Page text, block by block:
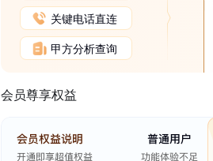
关键电话直连
甲方分析查询
会员尊享权益